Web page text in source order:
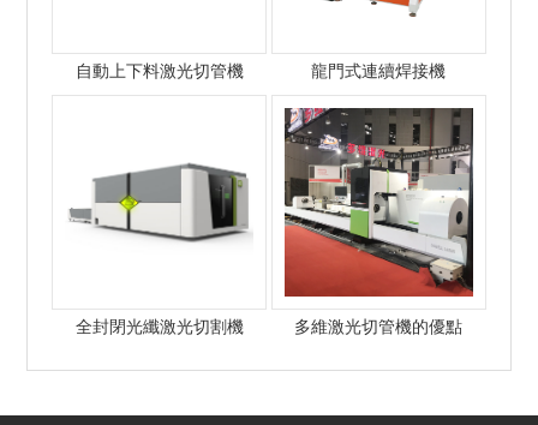
自動上下料激光切管機 龍門式連續焊接機
全封閉光纖激光切割機 多維激光切管機的優點